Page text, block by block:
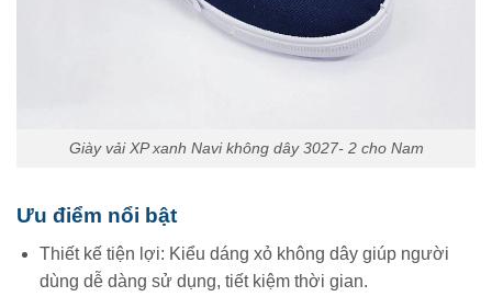
Giày vải XP xanh Navi không dây 3027- 2 cho Nam
Ưu điểm nổi bật
Thiết kế tiện lợi: Kiểu dáng xỏ không dây giúp người
dùng dễ dàng sử dụng, tiết kiệm thời gian.